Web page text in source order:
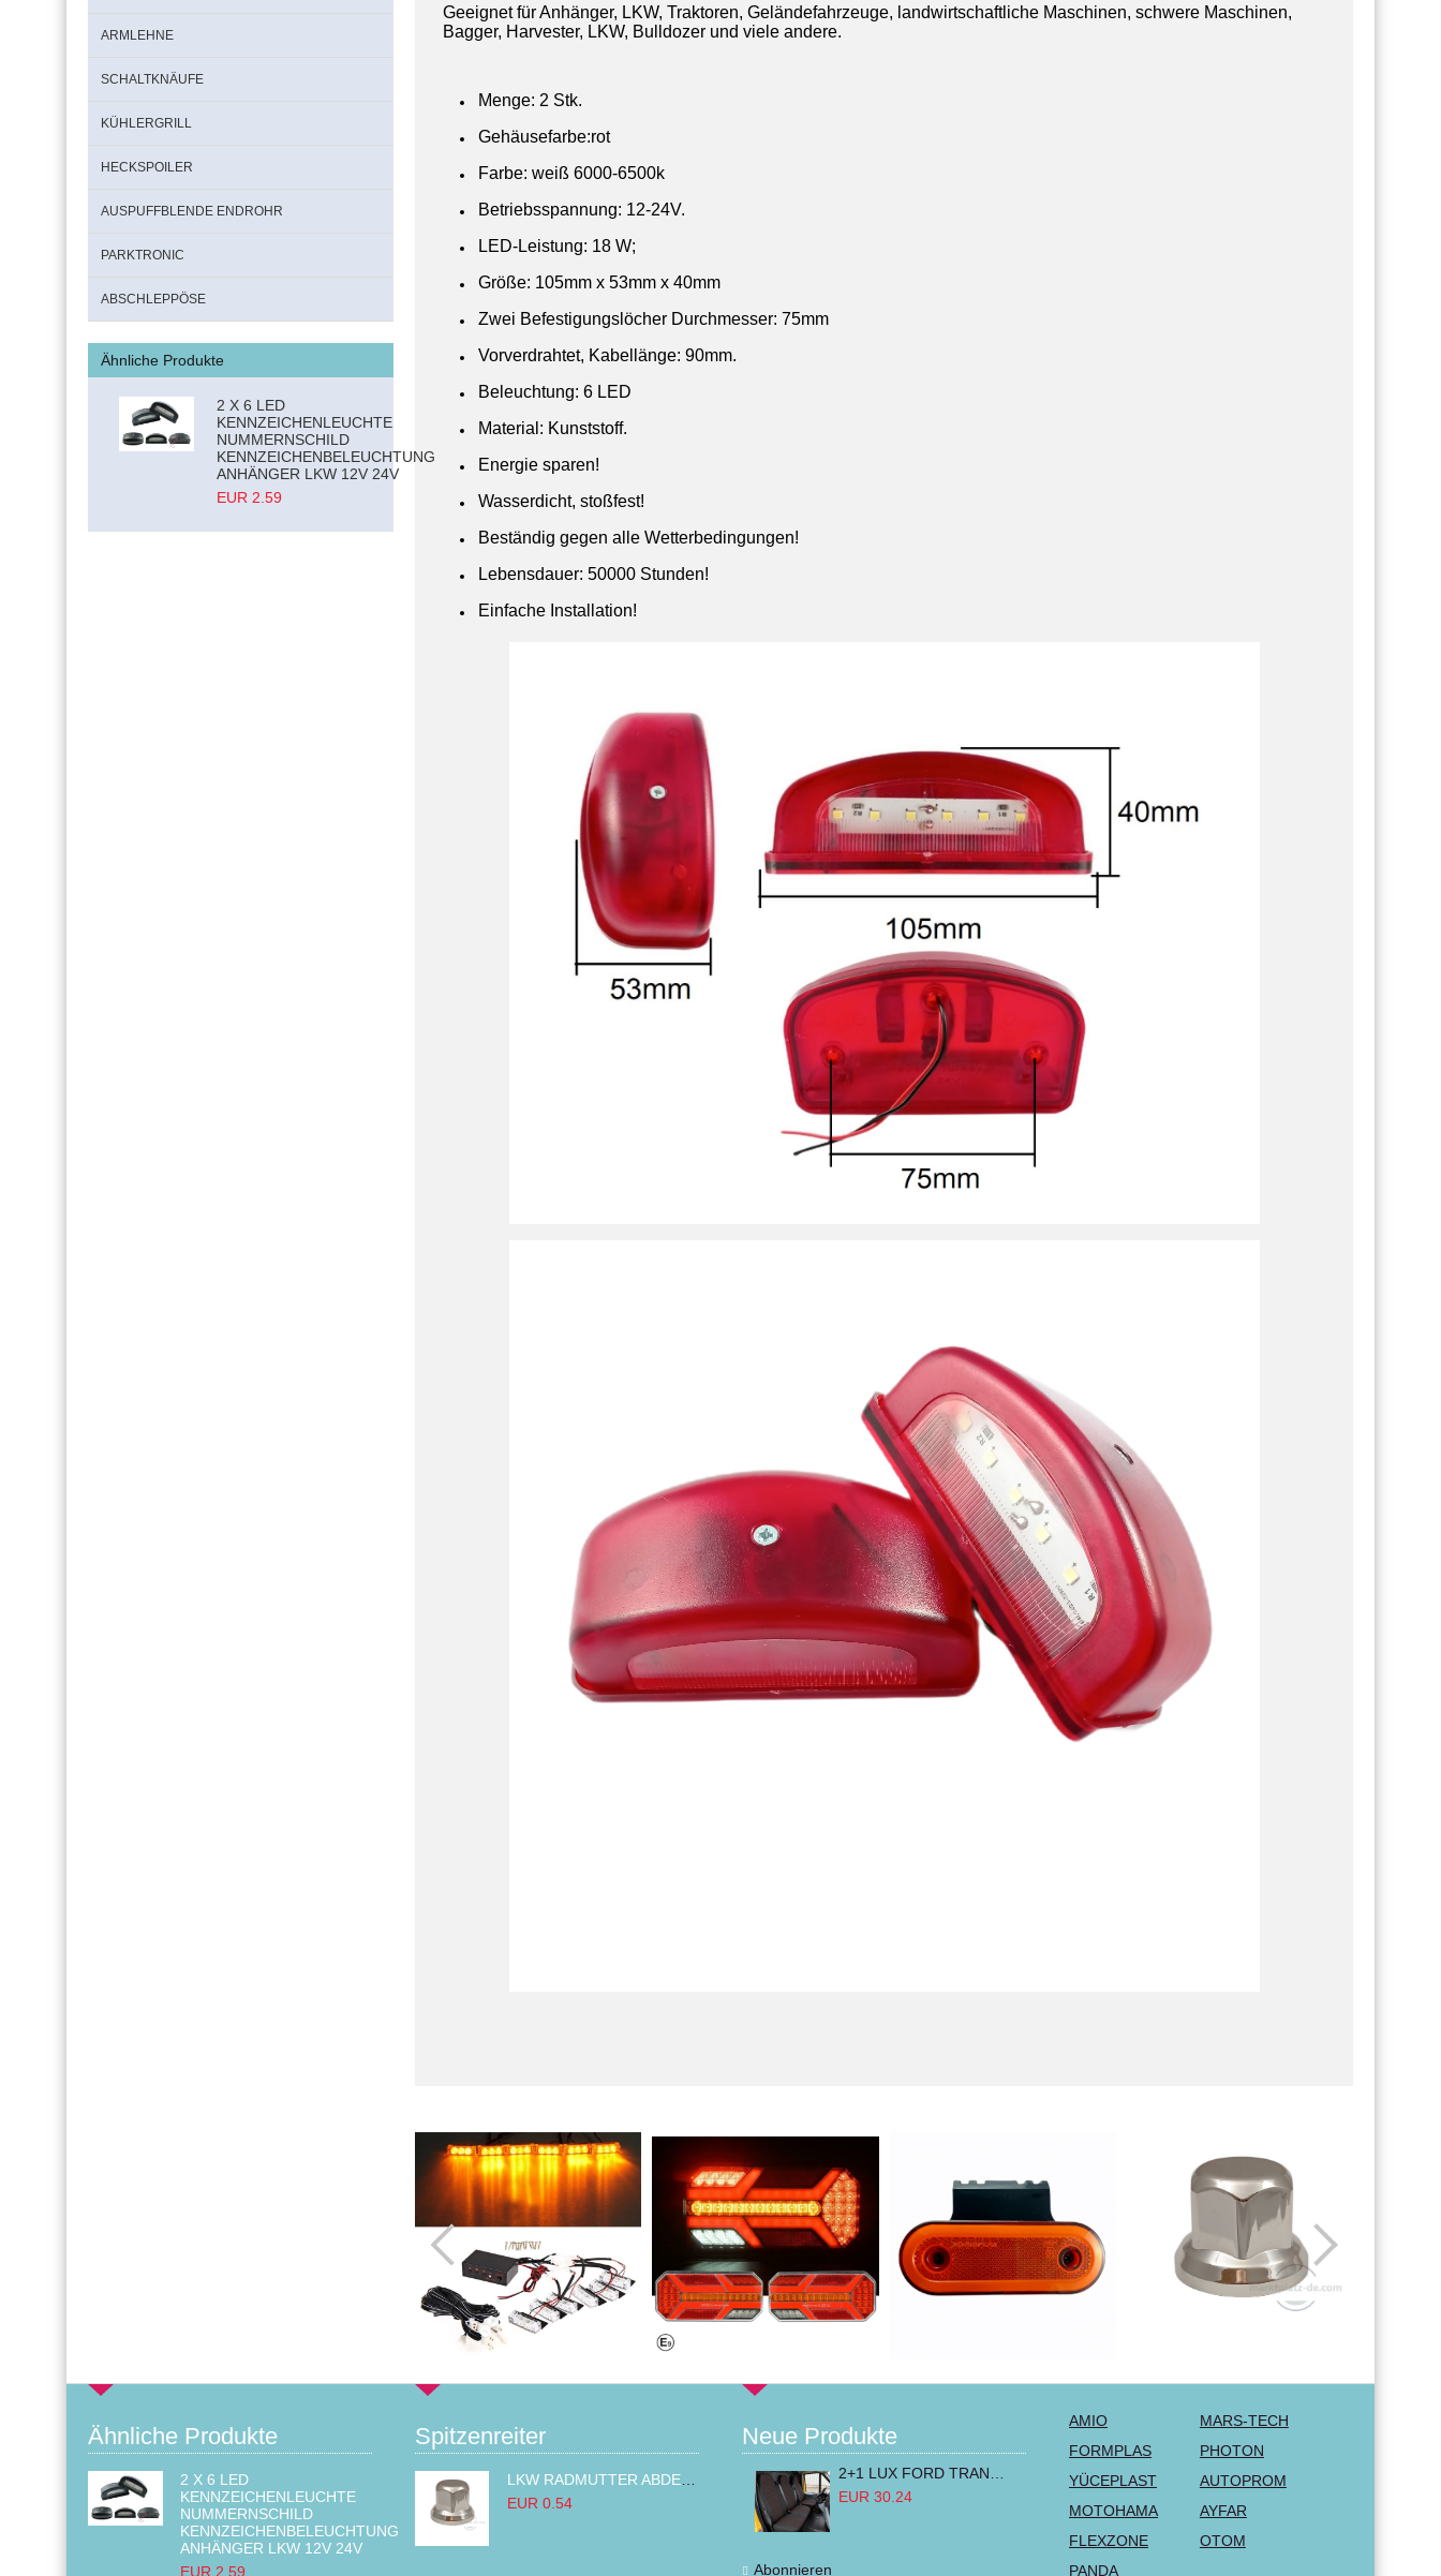
ARMLEHNE
SCHALTKNÄUFE
KÜHLERGRILL
HECKSPOILER
AUSPUFFBLENDE ENDROHR
PARKTRONIC
ABSCHLEPPÖSE
Ähnliche Produkte
2 X 6 LED
KENNZEICHENLEUCHTE
NUMMERNSCHILD
KENNZEICHENBELEUCHTUNG
ANHÄNGER LKW 12V 24V
EUR 2.59
Geeignet für Anhänger, LKW, Traktoren, Geländefahrzeuge, landwirtschaftliche Maschinen, schwere Maschinen,
Bagger, Harvester, LKW, Bulldozer und viele andere.
Menge: 2 Stk.
Gehäusefarbe:rot
Farbe: weiß 6000-6500k
Betriebsspannung: 12-24V.
LED-Leistung: 18 W;
Größe: 105mm x 53mm x 40mm
Zwei Befestigungslöcher Durchmesser: 75mm
Vorverdrahtet, Kabellänge: 90mm.
Beleuchtung: 6 LED
Material: Kunststoff.
Energie sparen!
Wasserdicht, stoßfest!
Beständig gegen alle Wetterbedingungen!
Lebensdauer: 50000 Stunden!
Einfache Installation!
Ähnliche Produkte
2 X 6 LED
KENNZEICHENLEUCHTE
NUMMERNSCHILD
KENNZEICHENBELEUCHTUNG
ANHÄNGER LKW 12V 24V
EUR 2.59
Spitzenreiter
LKW RADMUTTER ABDECKKAPPEN SECHSKANT KAPPEN FELGEN BOLZENABDECKUNGEN CHROM 32MM
EUR 0.54
Neue Produkte
EUR 30.24
Abonnieren
AMIO
MARS-TECH
FORMPLAS
PHOTON
YÜCEPLAST
AUTOPROM
MOTOHAMA
AYFAR
FLEXZONE
OTOM
PANDA